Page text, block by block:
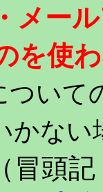
メー
を使
ついて
かない
（冒